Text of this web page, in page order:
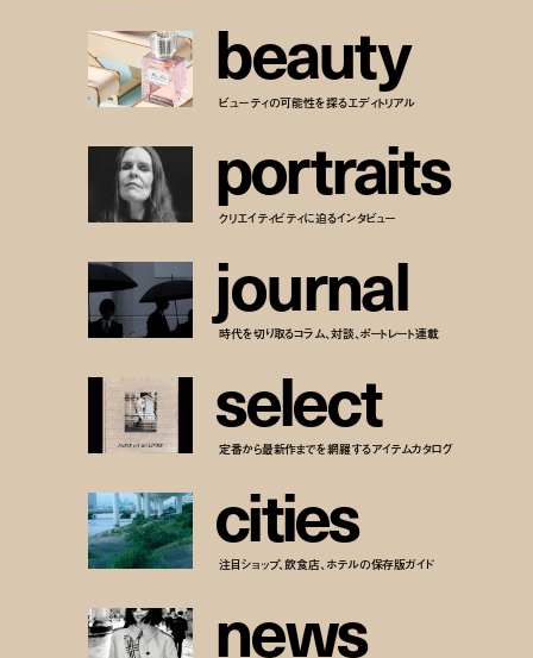
beauty
ビューティの可能性を探るエディトリアル
portraits
クリエイティビティに迫るインタビュー
journal
時代を切り取るコラム、対談、ポートレート連載
select
定番から最新作までを網羅するアイテムカタログ
cities
注目ショップ、飲食店、ホテルの保存版ガイド
news